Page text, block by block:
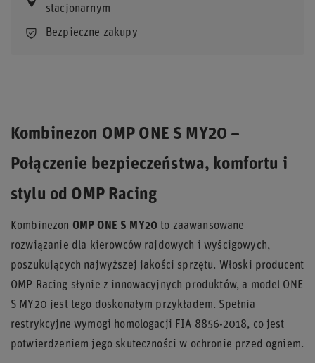
stacjonarnym
Bezpieczne zakupy
Kombinezon OMP ONE S MY20 –
Połączenie bezpieczeństwa, komfortu i
stylu od OMP Racing
Kombinezon OMP ONE S MY20 to zaawansowane
rozwiązanie dla kierowców rajdowych i wyścigowych,
poszukujących najwyższej jakości sprzętu. Włoski producent
OMP Racing słynie z innowacyjnych produktów, a model ONE
S MY20 jest tego doskonałym przykładem. Spełnia
restrykcyjne wymogi homologacji FIA 8856-2018, co jest
potwierdzeniem jego skuteczności w ochronie przed ogniem.